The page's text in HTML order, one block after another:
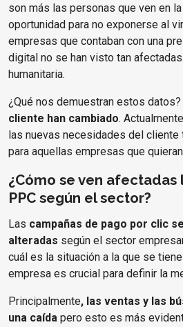
son más las personas que ven en
oportunidad para no exponerse al
empresas que contaban con una
digital no se han visto tan
humanitaria.
¿Qué nos demuestran estos datos?
cliente han cambiado.
las nuevas necesidades del
para aquellas empresas que
¿Cómo se ven afectadas
PPC según el sector?
Las campañas de pago por clic
alteradas según el sector
cuál es la situación a la que se
empresa es crucial para definir la
Principalmente, las ventas y las
una caída pero esto es más